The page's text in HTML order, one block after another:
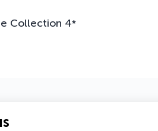
Collection 4*